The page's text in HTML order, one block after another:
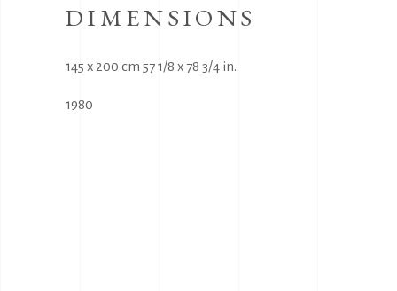
DIMENSIONS
145 x 200 cm 57 1/8 x 78 3/4 in.
1980